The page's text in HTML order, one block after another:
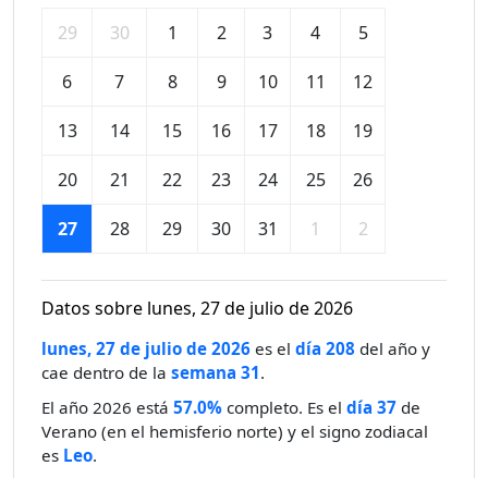
29 30 1 2 3 4 5
6 7 8 9 10 11 12
13 14 15 16 17 18 19
20 21 22 23 24 25 26
27 28 29 30 31 1 2
Datos sobre lunes, 27 de julio de 2026
lunes, 27 de julio de 2026 es el día 208 del año y
cae dentro de la semana 31.
El año 2026 está 57.0% completo. Es el día 37 de
Verano (en el hemisferio norte) y el signo zodiacal
es Leo.